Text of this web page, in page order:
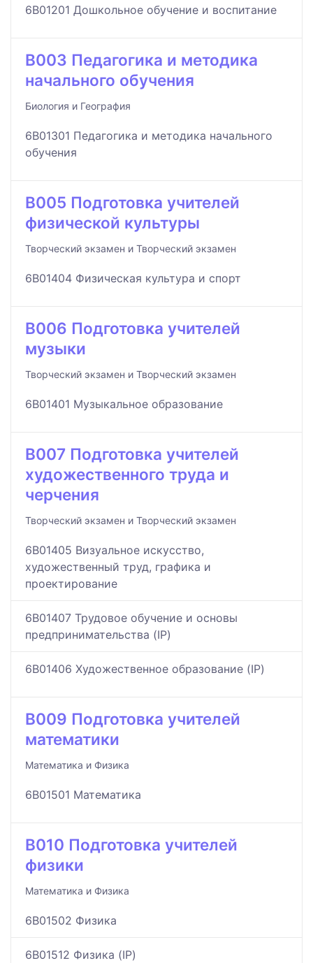
6B01201 Дошкольное обучение и воспитание
B003 Педагогика и методика
начального обучения
Биология и География
6B01301 Педагогика и методика начального
обучения
B005 Подготовка учителей
физической культуры
Творческий экзамен и Творческий экзамен
6B01404 Физическая культура и спорт
B006 Подготовка учителей
музыки
Творческий экзамен и Творческий экзамен
6B01401 Музыкальное образование
B007 Подготовка учителей
художественного труда и
черчения
Творческий экзамен и Творческий экзамен
6B01405 Визуальное искусство,
художественный труд, графика и
проектирование
6B01407 Трудовое обучение и основы
предпринимательства (IP)
6B01406 Художественное образование (IP)
B009 Подготовка учителей
математики
Математика и Физика
6B01501 Математика
B010 Подготовка учителей
физики
Математика и Физика
6B01502 Физика
6B01512 Физика (IP)